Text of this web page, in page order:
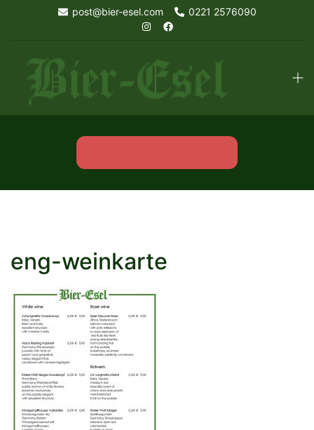
content
post@bier-esel.com 0221 2576090
eng-weinkarte